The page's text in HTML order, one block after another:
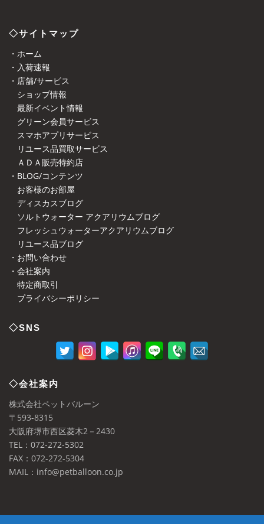
◇サイトマップ
・ホーム
・入荷速報
・店舗/サービス
ショップ情報
最新イベント情報
グリーン会員サービス
スマホアプリサービス
リユース品買取サービス
ＡＤＡ販売特約店
・BLOG/コンテンツ
お客様のお部屋
ディスカスブログ
ソルトウォーター アクアリウムブログ
フレッシュウォーターアクアリウムブログ
リユース品ブログ
・お問い合わせ
・会社案内
特定商取引
プライバシーポリシー
◇SNS
◇会社案内
株式会社ペットバルーン
〒593-8315
大阪府堺市西区菱木2－2430
TEL：072-272-5302
FAX：072-272-5304
MAIL：info@petballoon.co.jp